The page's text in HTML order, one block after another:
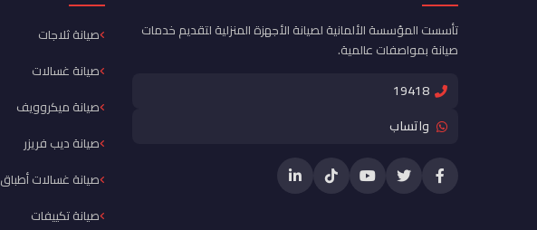
تأسست المؤسسة الألمانية لصيانة الأجهزة المنزلية لتقديم خدمات
صيانة بمواصفات عالمية.
19418
واتساب
صيانة ثلاجات
صيانة غسالات
صيانة ميكروويف
صيانة ديب فريزر
صيانة غسالات أطباق
صيانة تكييفات